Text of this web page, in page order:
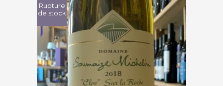
Rupture
de stock